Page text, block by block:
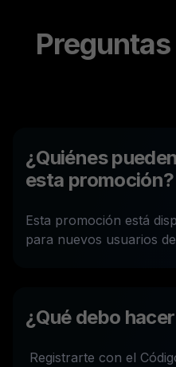
¿Quiénes
esta promoción?
Esta promoción está
para nuevos usuarios
¿Qué debo
Registrarte con el